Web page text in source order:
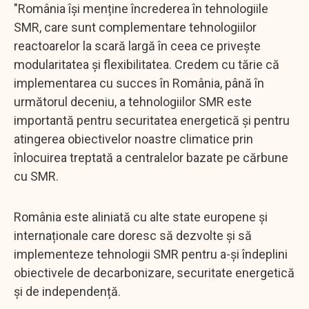
"România își menține încrederea în tehnologiile
SMR, care sunt complementare tehnologiilor
reactoarelor la scară largă în ceea ce privește
modularitatea și flexibilitatea. Credem cu tărie că
implementarea cu succes în România, până în
următorul deceniu, a tehnologiilor SMR este
importantă pentru securitatea energetică și pentru
atingerea obiectivelor noastre climatice prin
înlocuirea treptată a centralelor bazate pe cărbune
cu SMR.
România este aliniată cu alte state europene și
internaționale care doresc să dezvolte și să
implementeze tehnologii SMR pentru a-și îndeplini
obiectivele de decarbonizare, securitate energetică
și de independență.